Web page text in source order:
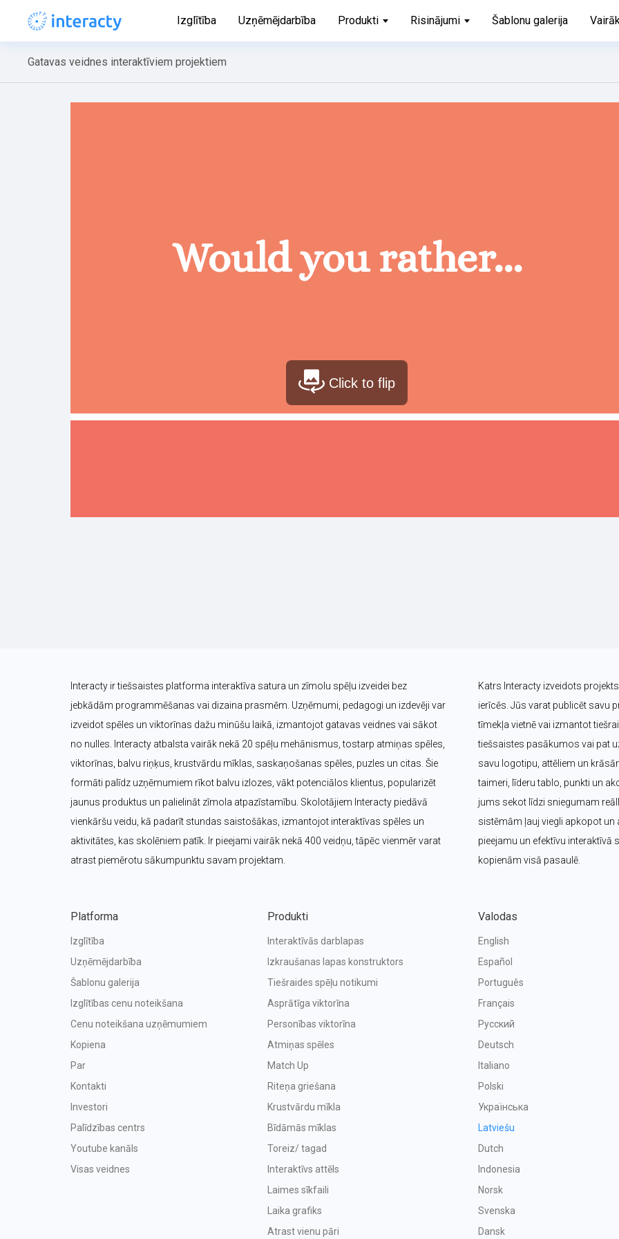
Izglītība Uzņēmējdarbība Produkti Risinājumi Šablonu galerija
Gatavas veidnes interaktīviem projektiem
Interacty ir tiešsaistes platforma interaktīva satura un zīmolu spēļu izveidei bez
jebkādām programmēšanas vai dizaina prasmēm. Uzņēmumi, pedagogi un izdevēji var
izveidot spēles un viktorīnas dažu minūšu laikā, izmantojot gatavas veidnes vai sākot
no nulles. Interacty atbalsta vairāk nekā 20 spēļu mehānismus, tostarp atmiņas spēles,
viktorīnas, balvu riņķus, krustvārdu mīklas, saskaņošanas spēles, puzles un citas. Šie
formāti palīdz uzņēmumiem rīkot balvu izlozes, vākt potenciālos klientus, popularizēt
jaunus produktus un palielināt zīmola atpazīstamību. Skolotājiem Interacty piedāvā
vienkāršu veidu, kā padarīt stundas saistošākas, izmantojot interaktīvas spēles un
aktivitātes, kas skolēniem patīk. Ir pieejami vairāk nekā 400 veidņu, tāpēc vienmēr varat
atrast piemērotu sākumpunktu savam projektam.
Katrs Interacty izveidots
ierīcēs. Jūs varat publicēt savu
tīmekļa vietnē vai izmantot
tiešsaistes pasākumos vai pat
savu logotipu, attēliem un
taimeri, līderu tablo, punkti un
jums sekot līdzi sniegumam
sistēmām ļauj viegli apkopot un
pieejamu un efektīvu interaktīvā
kopienām visā pasaulē.
Platforma
Izglītība
Uzņēmējdarbība
Šablonu galerija
Izglītības cenu noteikšana
Cenu noteikšana uzņēmumiem
Kopiena
Par
Kontakti
Investori
Palīdzības centrs
Youtube kanāls
Visas veidnes
Produkti
Interaktīvās darblapas
Izkraušanas lapas konstruktors
Tiešraides spēļu notikumi
Asprātīga viktorīna
Personības viktorīna
Atmiņas spēles
Match Up
Riteņa griešana
Krustvārdu mīkla
Bīdāmās mīklas
Toreiz/ tagad
Interaktīvs attēls
Laimes sīkfaili
Laika grafiks
Atrast vienu pāri
Valodas
English
Español
Português
Français
Русский
Deutsch
Italiano
Polski
Українська
Latviešu
Dutch
Indonesia
Norsk
Svenska
Dansk